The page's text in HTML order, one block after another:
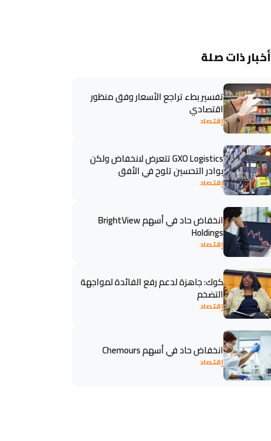
أخبار ذات صلة
تفسير بطء تراجع الأسعار وفق منظور
اقتصادي
إقتصاد
GXO Logistics تتعرض لانخفاض ولكن
بوادر التحسين تلوح في الأفق
إقتصاد
انخفاض حاد في أسهم BrightView
Holdings
إقتصاد
كوك: جاهزة لدعم رفع الفائدة لمواجهة
التضخم
إقتصاد
انخفاض حاد في أسهم Chemours
إقتصاد